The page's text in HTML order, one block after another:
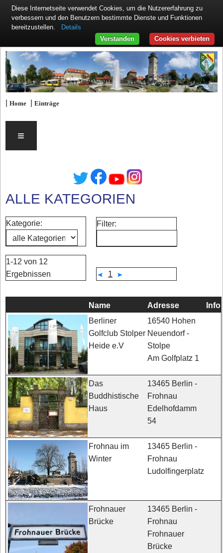
|Home |Einträge
≡
ALLE KATEGORIEN
Kategorie: Filter:
1-12 von 12
Ergebnissen
1
Name Adresse Info
Berliner
Golfclub Stolper
Heide e.V
16540 Hohen
Neuendorf -
Stolpe
Am Golfplatz 1
Das
Buddhistische
Haus
13465 Berlin -
Frohnau
Edelhofdamm
54
Frohnau im
Winter
13465 Berlin -
Frohnau
Ludolfingerplatz
Frohnauer
Brücke
13465 Berlin -
Frohnau
Frohnauer
Brücke
Diese Internetseite verwendet Cookies, um die Nutzererfahrung zu
verbessern und den Benutzern bestimmte Dienste und Funktionen
bereitzustellen.
Details
Cookies verbieten
Verstanden